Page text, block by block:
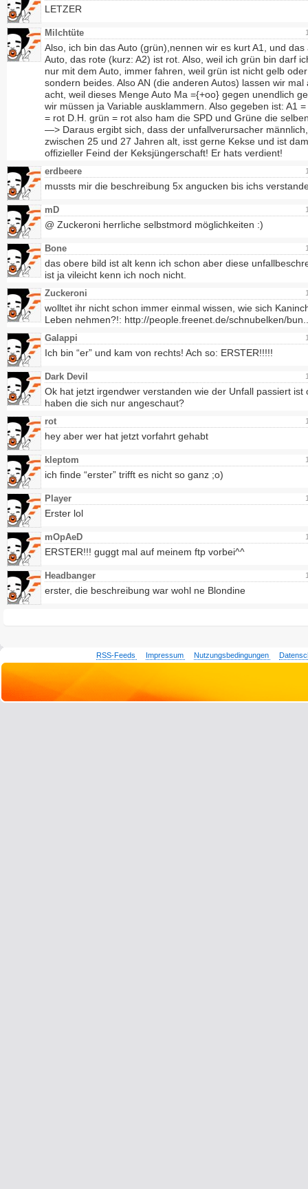
LETZER
Milchtüte
Also, ich bin das Auto (grün),nennen wir es kurt A1, und das
Auto, das rote (kurz: A2) ist rot. Also, weil ich grün bin darf
nur mit dem Auto, immer fahren, weil grün ist nicht gelb
sondern beides. Also AN (die anderen Autos) lassen wir mal
acht, weil dieses Menge Auto Ma ={+oo} gegen unendlich
wir müssen ja Variable ausklammern. Also gegeben ist: A1
= rot D.H. grün = rot also ham die SPD und Grüne die
—> Daraus ergibt sich, dass der unfallverursacher männlich,
zwischen 25 und 27 Jahren alt, isst gerne Kekse und ist
offizieller Feind der Keksjüngerschaft! Er hats verdient!
erdbeere
mussts mir die beschreibung 5x angucken bis ichs
mD
@ Zuckeroni herrliche selbstmord möglichkeiten :)
Bone
das obere bild ist alt kenn ich schon aber diese
ist ja vileicht kenn ich noch nicht.
Zuckeroni
wolltet ihr nicht schon immer einmal wissen, wie sich
Leben nehmen?!: http://people.freenet.de/schnubelken/bun..
Galappi
Ich bin “er” und kam von rechts! Ach so: ERSTER!!!!!
Dark Devil
Ok hat jetzt irgendwer verstanden wie der Unfall passiert ist
haben die sich nur angeschaut?
rot
hey aber wer hat jetzt vorfahrt gehabt
kleptom
ich finde “erster” trifft es nicht so ganz ;o)
Player
Erster lol
mOpAeD
ERSTER!!! guggt mal auf meinem ftp vorbei^^
Headbanger
erster, die beschreibung war wohl ne Blondine
RSS-Feeds Impressum Nutzungsbedingungen